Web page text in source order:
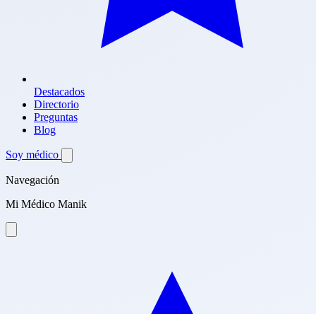
Destacados
Directorio
Preguntas
Blog
Soy médico
Navegación
Mi Médico Manik